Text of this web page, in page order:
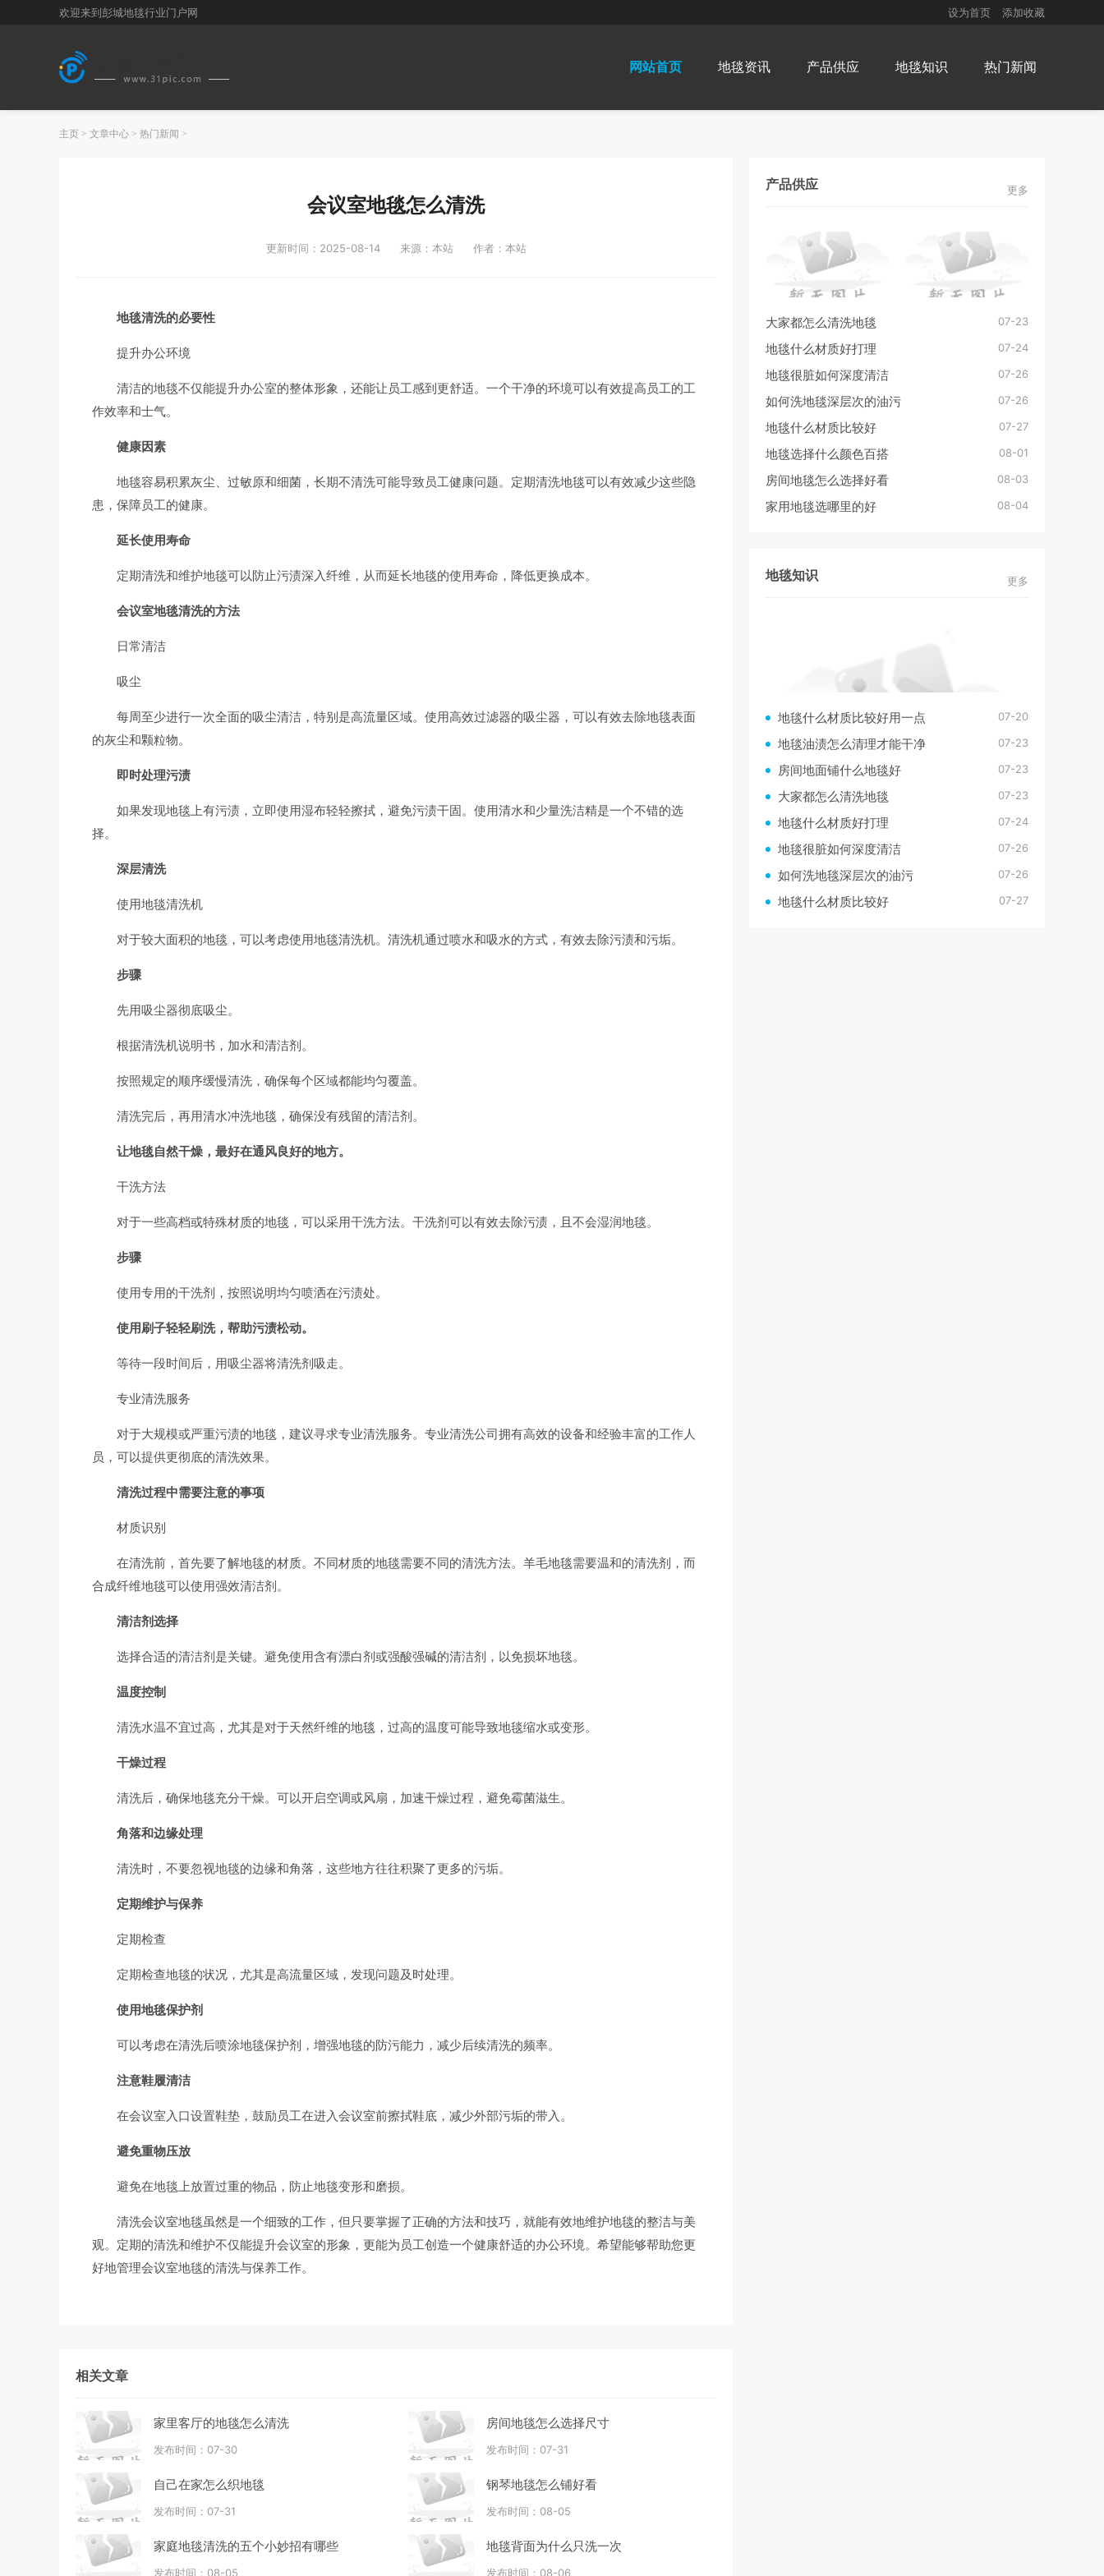
欢迎来到彭城地毯行业门户网 设为首页 添加收藏
网站首页 地毯资讯 产品供应 地毯知识 热门新闻
主页 > 文章中心 > 热门新闻 >
会议室地毯怎么清洗
更新时间：2025-08-14 来源：本站 作者：本站
地毯清洗的必要性
提升办公环境
清洁的地毯不仅能提升办公室的整体形象，还能让员工感到更舒适。一个干净的环境可以有效提高员工的工
作效率和士气。
健康因素
地毯容易积累灰尘、过敏原和细菌，长期不清洗可能导致员工健康问题。定期清洗地毯可以有效减少这些隐
患，保障员工的健康。
延长使用寿命
定期清洗和维护地毯可以防止污渍深入纤维，从而延长地毯的使用寿命，降低更换成本。
会议室地毯清洗的方法
日常清洁
吸尘
每周至少进行一次全面的吸尘清洁，特别是高流量区域。使用高效过滤器的吸尘器，可以有效去除地毯表面
的灰尘和颗粒物。
即时处理污渍
如果发现地毯上有污渍，立即使用湿布轻轻擦拭，避免污渍干固。使用清水和少量洗洁精是一个不错的选
择。
深层清洗
使用地毯清洗机
对于较大面积的地毯，可以考虑使用地毯清洗机。清洗机通过喷水和吸水的方式，有效去除污渍和污垢。
步骤
先用吸尘器彻底吸尘。
根据清洗机说明书，加水和清洁剂。
按照规定的顺序缓慢清洗，确保每个区域都能均匀覆盖。
清洗完后，再用清水冲洗地毯，确保没有残留的清洁剂。
让地毯自然干燥，最好在通风良好的地方。
干洗方法
对于一些高档或特殊材质的地毯，可以采用干洗方法。干洗剂可以有效去除污渍，且不会湿润地毯。
步骤
使用专用的干洗剂，按照说明均匀喷洒在污渍处。
使用刷子轻轻刷洗，帮助污渍松动。
等待一段时间后，用吸尘器将清洗剂吸走。
专业清洗服务
对于大规模或严重污渍的地毯，建议寻求专业清洗服务。专业清洗公司拥有高效的设备和经验丰富的工作人
员，可以提供更彻底的清洗效果。
清洗过程中需要注意的事项
材质识别
在清洗前，首先要了解地毯的材质。不同材质的地毯需要不同的清洗方法。羊毛地毯需要温和的清洗剂，而
合成纤维地毯可以使用强效清洁剂。
清洁剂选择
选择合适的清洁剂是关键。避免使用含有漂白剂或强酸强碱的清洁剂，以免损坏地毯。
温度控制
清洗水温不宜过高，尤其是对于天然纤维的地毯，过高的温度可能导致地毯缩水或变形。
干燥过程
清洗后，确保地毯充分干燥。可以开启空调或风扇，加速干燥过程，避免霉菌滋生。
角落和边缘处理
清洗时，不要忽视地毯的边缘和角落，这些地方往往积聚了更多的污垢。
定期维护与保养
定期检查
定期检查地毯的状况，尤其是高流量区域，发现问题及时处理。
使用地毯保护剂
可以考虑在清洗后喷涂地毯保护剂，增强地毯的防污能力，减少后续清洗的频率。
注意鞋履清洁
在会议室入口设置鞋垫，鼓励员工在进入会议室前擦拭鞋底，减少外部污垢的带入。
避免重物压放
避免在地毯上放置过重的物品，防止地毯变形和磨损。
清洗会议室地毯虽然是一个细致的工作，但只要掌握了正确的方法和技巧，就能有效地维护地毯的整洁与美
观。定期的清洗和维护不仅能提升会议室的形象，更能为员工创造一个健康舒适的办公环境。希望能够帮助您更
好地管理会议室地毯的清洗与保养工作。
相关文章
家里客厅的地毯怎么清洗
发布时间：07-30
房间地毯怎么选择尺寸
发布时间：07-31
自己在家怎么织地毯
发布时间：07-31
钢琴地毯怎么铺好看
发布时间：08-05
家庭地毯清洗的五个小妙招有哪些
发布时间：08-05
地毯背面为什么只洗一次
发布时间：08-06
产品供应 更多
大家都怎么清洗地毯 07-23
地毯什么材质好打理 07-24
地毯很脏如何深度清洁 07-26
如何洗地毯深层次的油污 07-26
地毯什么材质比较好 07-27
地毯选择什么颜色百搭 08-01
房间地毯怎么选择好看 08-03
家用地毯选哪里的好 08-04
地毯知识 更多
地毯什么材质比较好用一点 07-20
地毯油渍怎么清理才能干净 07-23
房间地面铺什么地毯好 07-23
大家都怎么清洗地毯 07-23
地毯什么材质好打理 07-24
地毯很脏如何深度清洁 07-26
如何洗地毯深层次的油污 07-26
地毯什么材质比较好 07-27